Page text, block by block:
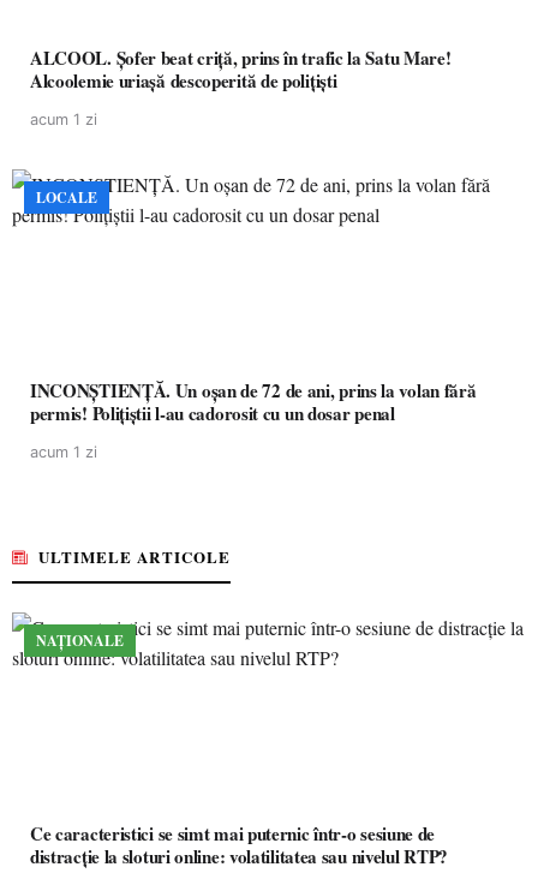
ALCOOL. Șofer beat criță, prins în trafic la Satu Mare!
Alcoolemie uriașă descoperită de polițiști
acum 1 zi
LOCALE
INCONȘTIENȚĂ. Un oșan de 72 de ani, prins la volan fără
permis! Polițiștii l-au cadorosit cu un dosar penal
acum 1 zi
ULTIMELE ARTICOLE
NAȚIONALE
Ce caracteristici se simt mai puternic într-o sesiune de
distracție la sloturi online: volatilitatea sau nivelul RTP?